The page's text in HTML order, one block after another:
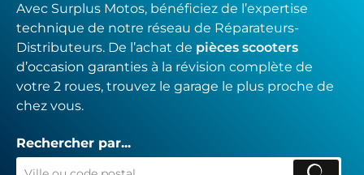
Avec Surplus Motos, bénéficiez de l’expertise
technique de notre réseau de Réparateurs-
Distributeurs. De l’achat de pièces scooters
d’occasion garanties à la révision complète de
votre 2 roues, trouvez le garage le plus proche de
chez vous.
Rechercher par...